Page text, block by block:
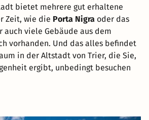
bietet mehrere gut erhaltene
Zeit, wie die Porta Nigra oder das
auch viele Gebäude aus dem
vorhanden. Und das alles befindet
in der Altstadt von Trier, die Sie,
ergibt, unbedingt besuchen